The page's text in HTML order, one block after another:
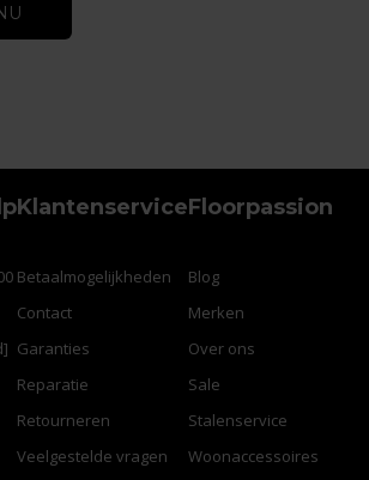
Klantenservice
Betaalmogelijkheden
Contact
Garanties
Reparatie
Retourneren
Veelgestelde vragen
Floorpassion
Blog
Merken
Over ons
Sale
Stalenservice
Woonaccessoires